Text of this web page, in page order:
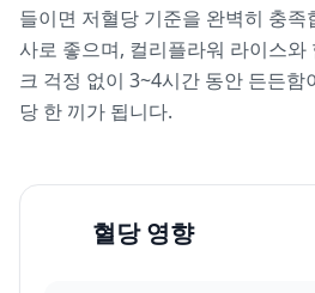
들이면 저혈당 기준을 완벽히 충족
사로 좋으며, 컬리플라워 라이스와
크 걱정 없이 3~4시간 동안 든든함
당 한 끼가 됩니다.
혈당 영향